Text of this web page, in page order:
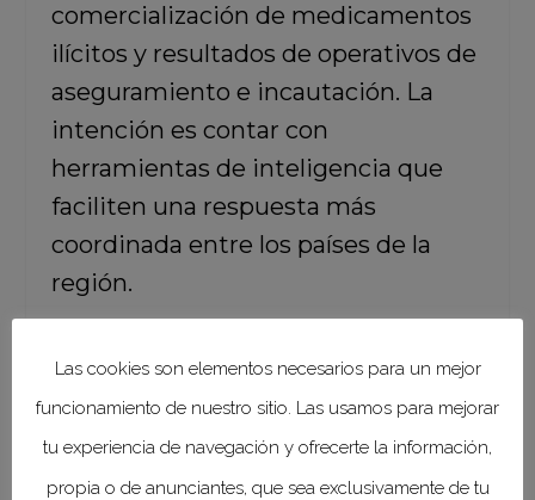
comercialización de medicamentos
ilícitos y resultados de operativos de
aseguramiento e incautación. La
intención es contar con
herramientas de inteligencia que
faciliten una respuesta más
coordinada entre los países de la
región.
Otro de los ejes prioritarios será el
desarrollo de campañas de
prevención y educación dirigidas a
consumidores, profesionales de la
Las cookies son elementos necesarios para un mejor
funcionamiento de nuestro sitio. Las usamos para mejorar
tu experiencia de navegación y ofrecerte la información,
propia o de anunciantes, que sea exclusivamente de tu